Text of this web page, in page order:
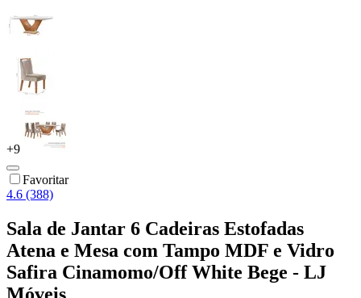
+9
Favoritar
4.6 (388)
Sala de Jantar 6 Cadeiras Estofadas
Atena e Mesa com Tampo MDF e Vidro
Safira Cinamomo/Off White Bege - LJ
Móveis